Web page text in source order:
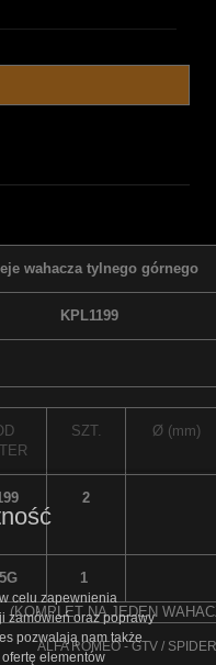
wahacza tylnego górnego
KPL1199
SZT. Ø (mm)
2
1
(KOMPLET NA JEDEN
ALFA ROMEO - GTV /
celu zapewnienia
zamówień oraz poprawy
pozwalają nam także
elementów